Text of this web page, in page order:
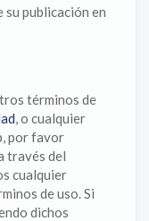
su publicación en
términos de
, o cualquier
por favor
través del
cualquier
de uso. Si
dichos